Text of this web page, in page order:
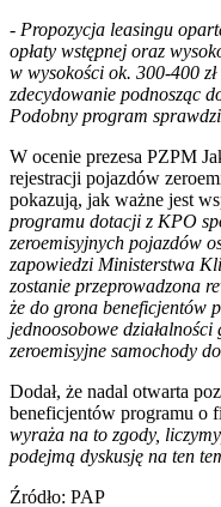
- Propozycja leasingu
opłaty wstępnej oraz
w wysokości ok. 300-400
zdecydowanie podnosząc
Podobny program
W ocenie prezesa PZPM
rejestracji pojazdów
pokazują, jak ważne jest
programu dotacji z KPO
zeroemisyjnych pojazdów
zapowiedzi Ministerstwa
zostanie przeprowadzona
że do grona beneficjentów
jednoosobowe
zeroemisyjne samochody
Dodał, że nadal otwarta
beneficjentów programu o
wyraża na to zgody,
podejmą dyskusję na ten
Źródło: PAP